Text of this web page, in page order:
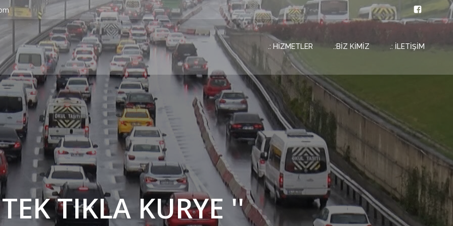
.: HİZMETLER .:BİZ KİMİZ .: İLETİŞİM
TIKLA KURYE ''